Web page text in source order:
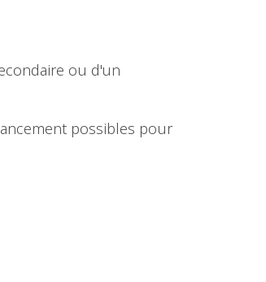
ou d'un
possibles pour